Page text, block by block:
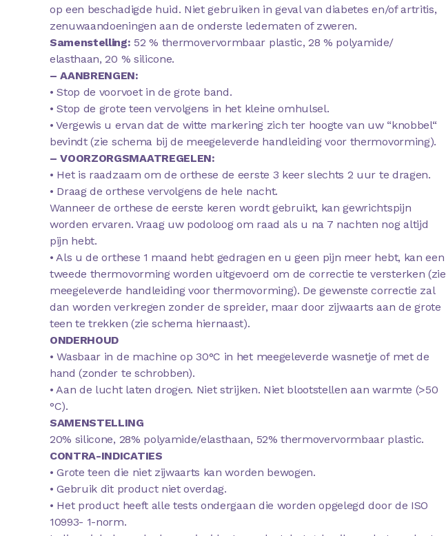
op een beschadigde huid. Niet gebruiken in geval van diabetes en/of artritis,
zenuwaandoeningen aan de onderste ledematen of zweren.
Samenstelling: 52 % thermovervormbaar plastic, 28 % polyamide/
elasthaan, 20 % silicone.
– AANBRENGEN:
• Stop de voorvoet in de grote band.
• Stop de grote teen vervolgens in het kleine omhulsel.
• Vergewis u ervan dat de witte markering zich ter hoogte van uw “knobbel“
bevindt (zie schema bij de meegeleverde handleiding voor thermovorming).
– VOORZORGSMAATREGELEN:
• Het is raadzaam om de orthese de eerste 3 keer slechts 2 uur te dragen.
• Draag de orthese vervolgens de hele nacht.
Wanneer de orthese de eerste keren wordt gebruikt, kan gewrichtspijn
worden ervaren. Vraag uw podoloog om raad als u na 7 nachten nog altijd
pijn hebt.
• Als u de orthese 1 maand hebt gedragen en u geen pijn meer hebt, kan een
tweede thermovorming worden uitgevoerd om de correctie te versterken (zie
meegeleverde handleiding voor thermovorming). De gewenste correctie zal
dan worden verkregen zonder de spreider, maar door zijwaarts aan de grote
teen te trekken (zie schema hiernaast).
ONDERHOUD
• Wasbaar in de machine op 30°C in het meegeleverde wasnetje of met de
hand (zonder te schrobben).
• Aan de lucht laten drogen. Niet strijken. Niet blootstellen aan warmte (>50
°C).
SAMENSTELLING
20% silicone, 28% polyamide/elasthaan, 52% thermovervormbaar plastic.
CONTRA-INDICATIES
• Grote teen die niet zijwaarts kan worden bewogen.
• Gebruik dit product niet overdag.
• Het product heeft alle tests ondergaan die worden opgelegd door de ISO
10993- 1-norm.